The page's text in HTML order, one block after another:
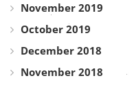
November 2019
October 2019
December 2018
November 2018